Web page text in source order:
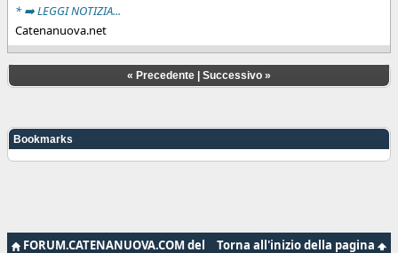
* ➡️ LEGGI NOTIZIA...
Catenanuova.net
« Precedente Successivo »
Bookmarks
Torna all'inizio della pagina
FORUM.CATENANUOVA.COM del